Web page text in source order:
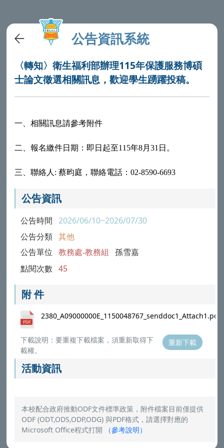
公告資訊系統
〈轉知〉衛生福利部辦理115年保護服務博碩
士論文徵選相關訊息，歡迎學生踴躍投稿。
一、相關訊息請參考附件
二、報名繳件日期：即日起至115年8月31日。
三、聯絡人: 蔡昀庭，聯絡電話：02-8590-6693
公告資訊
公告時間 2026/06/10~2026/07/30
公告分類 其他
公告單位 教務處-教務組 孫雪嘉
點閱次數 45
附 件
2380_A09000000E_1150048767_senddoc1_Attach1.pdf
下載說明：要重複下載檔案，須重新取得下
載權。
重新下載
活動資訊
本校配合政府推動ODF文件標準政策，附件檔案目前僅提供
ODF (ODT,ODS,ODP,ODG) 與PDF格式，請選擇對應的
Microsoft Office程式打開
（參考說明）